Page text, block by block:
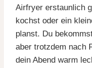
Airfryer erstaunlich
kochst oder ein
planst. Du
aber trotzdem nach
dein Abend warm